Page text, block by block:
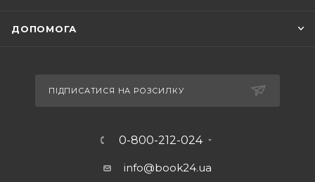
ДОПОМОГА
ПІДПИСАТИСЯ НА РОЗСИЛКУ
0-800-212-024
info@book24.ua